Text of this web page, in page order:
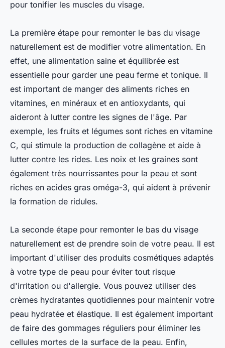
pour tonifier les muscles du visage.
La première étape pour remonter le bas du visage
naturellement est de modifier votre alimentation. En
effet, une alimentation saine et équilibrée est
essentielle pour garder une peau ferme et tonique. Il
est important de manger des aliments riches en
vitamines, en minéraux et en antioxydants, qui
aideront à lutter contre les signes de l'âge. Par
exemple, les fruits et légumes sont riches en vitamine
C, qui stimule la production de collagène et aide à
lutter contre les rides. Les noix et les graines sont
également très nourrissantes pour la peau et sont
riches en acides gras oméga-3, qui aident à prévenir
la formation de ridules.
La seconde étape pour remonter le bas du visage
naturellement est de prendre soin de votre peau. Il est
important d'utiliser des produits cosmétiques adaptés
à votre type de peau pour éviter tout risque
d'irritation ou d'allergie. Vous pouvez utiliser des
crèmes hydratantes quotidiennes pour maintenir votre
peau hydratée et élastique. Il est également important
de faire des gommages réguliers pour éliminer les
cellules mortes de la surface de la peau. Enfin,